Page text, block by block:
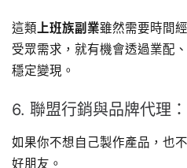
這類 上班族副業雖然需要時間
受眾需求，就有機會透過業配
穩定變現。
6. 聯盟行銷與品牌代理
如果你不想自己製作產品，也
好朋友。